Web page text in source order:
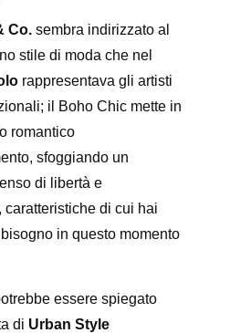
Co. sembra indirizzato al
stile di moda che nel
rappresentava gli artisti
il Boho Chic mette in
romantico
sfoggiando un
di libertà e
caratteristiche di cui hai
in questo momento
essere spiegato
di Urban Style